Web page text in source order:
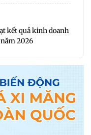
kết quả kinh doanh
2026